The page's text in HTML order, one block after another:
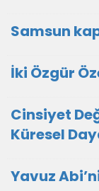
Samsun
İki Özgür
Cinsiyet
Küresel
Yavuz